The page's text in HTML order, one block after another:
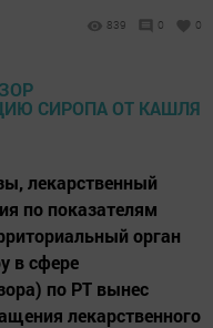
839 0 0
лекарственный
по показателям
орган
в сфере
по РТ вынес
лекарственного